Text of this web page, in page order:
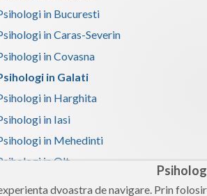
dvoastra de navigare. Prin
in Bucuresti
in Caras-Severin
in Covasna
in Galati
in Harghita
in Iasi
in Mehedinti
in Olt